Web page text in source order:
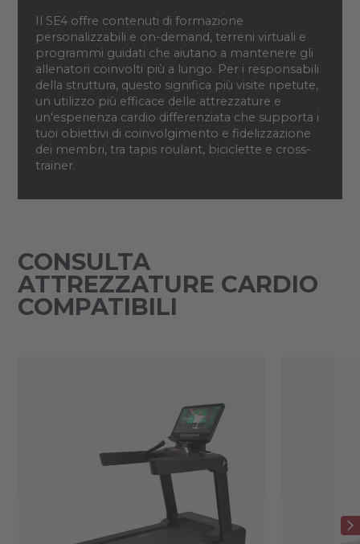
Il SE4 offre contenuti di formazione
personalizzabili e on-demand, terreni virtuali e
programmi guidati che aiutano a mantenere gli
allenatori coinvolti più a lungo. Per i responsabili
della struttura, questo significa più visite ripetute,
un utilizzo più efficace delle attrezzature e
un'esperienza cardio differenziata che supporta i
tuoi obiettivi di coinvolgimento e fidelizzazione
dei membri, tra tapis roulant, biciclette e cross-
trainer.
CONSULTA
ATTREZZATURE CARDIO
COMPATIBILI